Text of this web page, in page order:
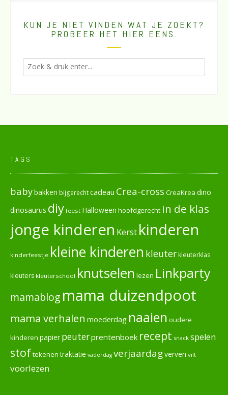
KUN JE NIET VINDEN WAT JE ZOEKT?
PROBEER HET HIER EENS.
TAGS
babybakken bijgerechtcadeau Crea-cross CreaKrea dino
dinosaurus diy feest Halloween hoofdgerecht in de klas
jonge kinderen Kerst kinderen
kinderfeestje kleine kinderen kleuterkleuterklas
kleuters kleuterschool knutselen lezen Linkparty
mamablog mama duizendpoot
mama verhalen moederdag naaien oudere
kinderen papier peuterprentenboek recept snack spelen
stoftekenen traktatie vaderdag verjaardagverven vilt
voorlezen